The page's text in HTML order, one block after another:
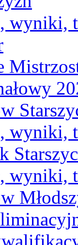
wyniki,
wyniki,
wyniki,